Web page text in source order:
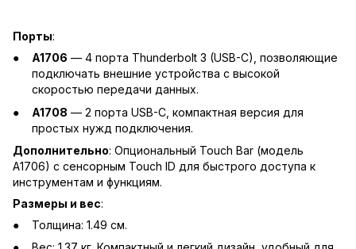
Порты:
A1706 — 4 порта Thunderbolt 3 (USB-C), позволяющие
подключать внешние устройства с высокой
скоростью передачи данных.
A1708 — 2 порта USB-C, компактная версия для
простых нужд подключения.
Дополнительно: Опциональный Touch Bar (модель
A1706) с сенсорным Touch ID для быстрого доступа к
инструментам и функциям.
Размеры и вес:
Толщина: 1.49 см.